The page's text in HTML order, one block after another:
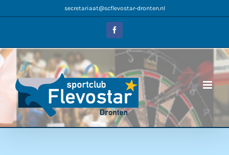
naar
secretariaat@scflevostar-dronten.nl
Facebook